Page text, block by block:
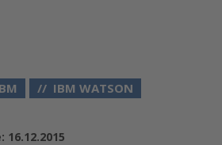
IBM WATSON